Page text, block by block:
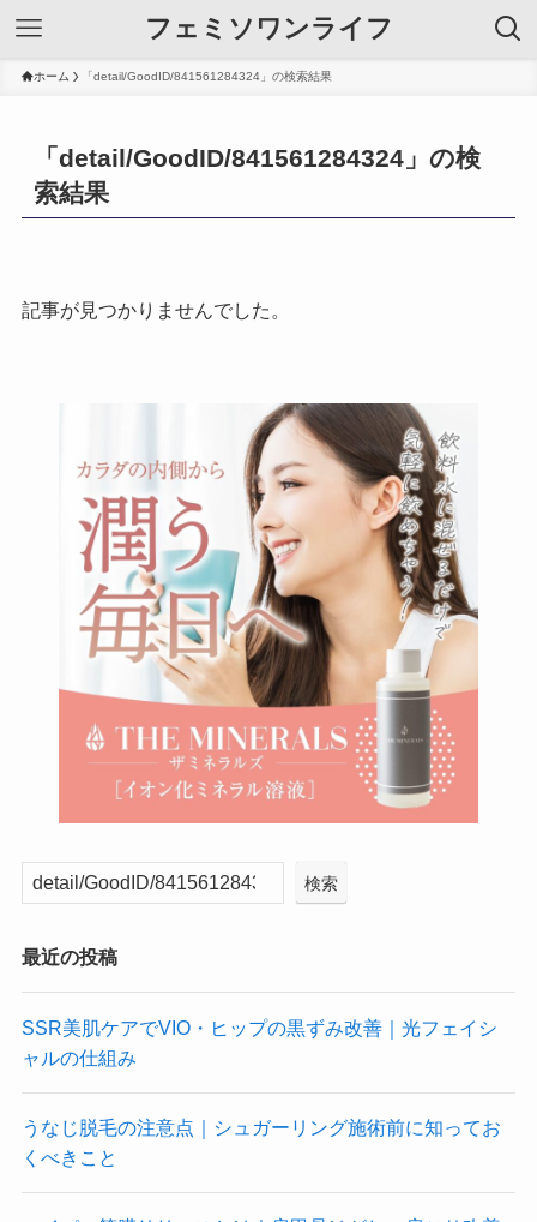
フェミソワンライフ
ホーム 「detail/GoodID/841561284324」の検索結果
「detail/GoodID/841561284324」の検
索結果
記事が見つかりませんでした。
検索
最近の投稿
SSR美肌ケアでVIO・ヒップの黒ずみ改善｜光フェイシ
ャルの仕組み
うなじ脱毛の注意点｜シュガーリング施術前に知ってお
くべきこと